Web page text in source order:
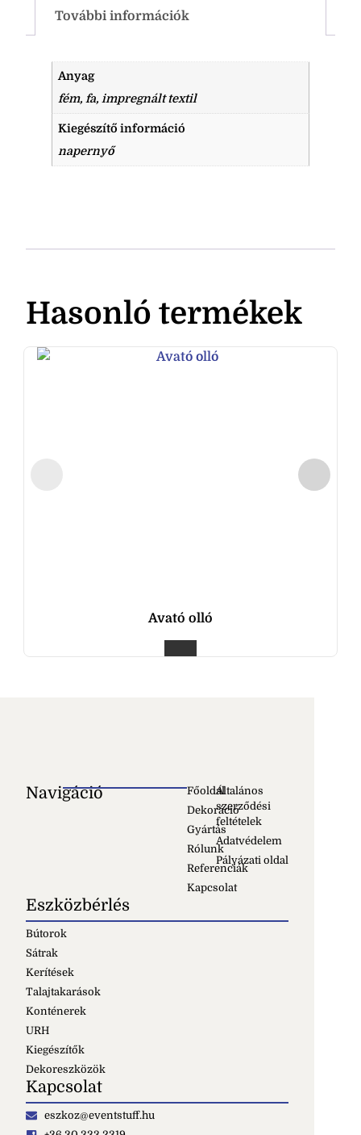
További információk
Anyag
fém, fa, impregnált textil
Kiegészítő információ
napernyő
Hasonló termékek
Avató olló
Navigáció
Főoldal
Dekoráció
Gyártás
Rólunk
Referenciák
Kapcsolat
Általános
szerződési
feltételek
Adatvédelem
Pályázati oldal
Eszközbérlés
Bútorok
Sátrak
Kerítések
Talajtakarások
Konténerek
URH
Kiegészítők
Dekoreszközök
Kapcsolat
eszkoz@eventstuff.hu